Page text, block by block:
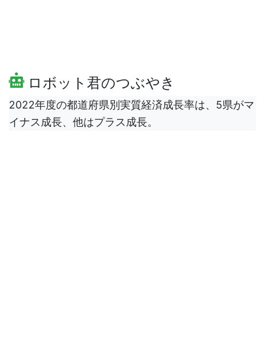
ロボット君のつぶやき
2022年度の都道府県別実質経済成長率は、5県がマ
イナス成長、他はプラス成長。